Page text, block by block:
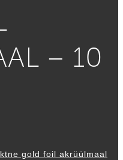
– 10
gold foil akrüülmaal